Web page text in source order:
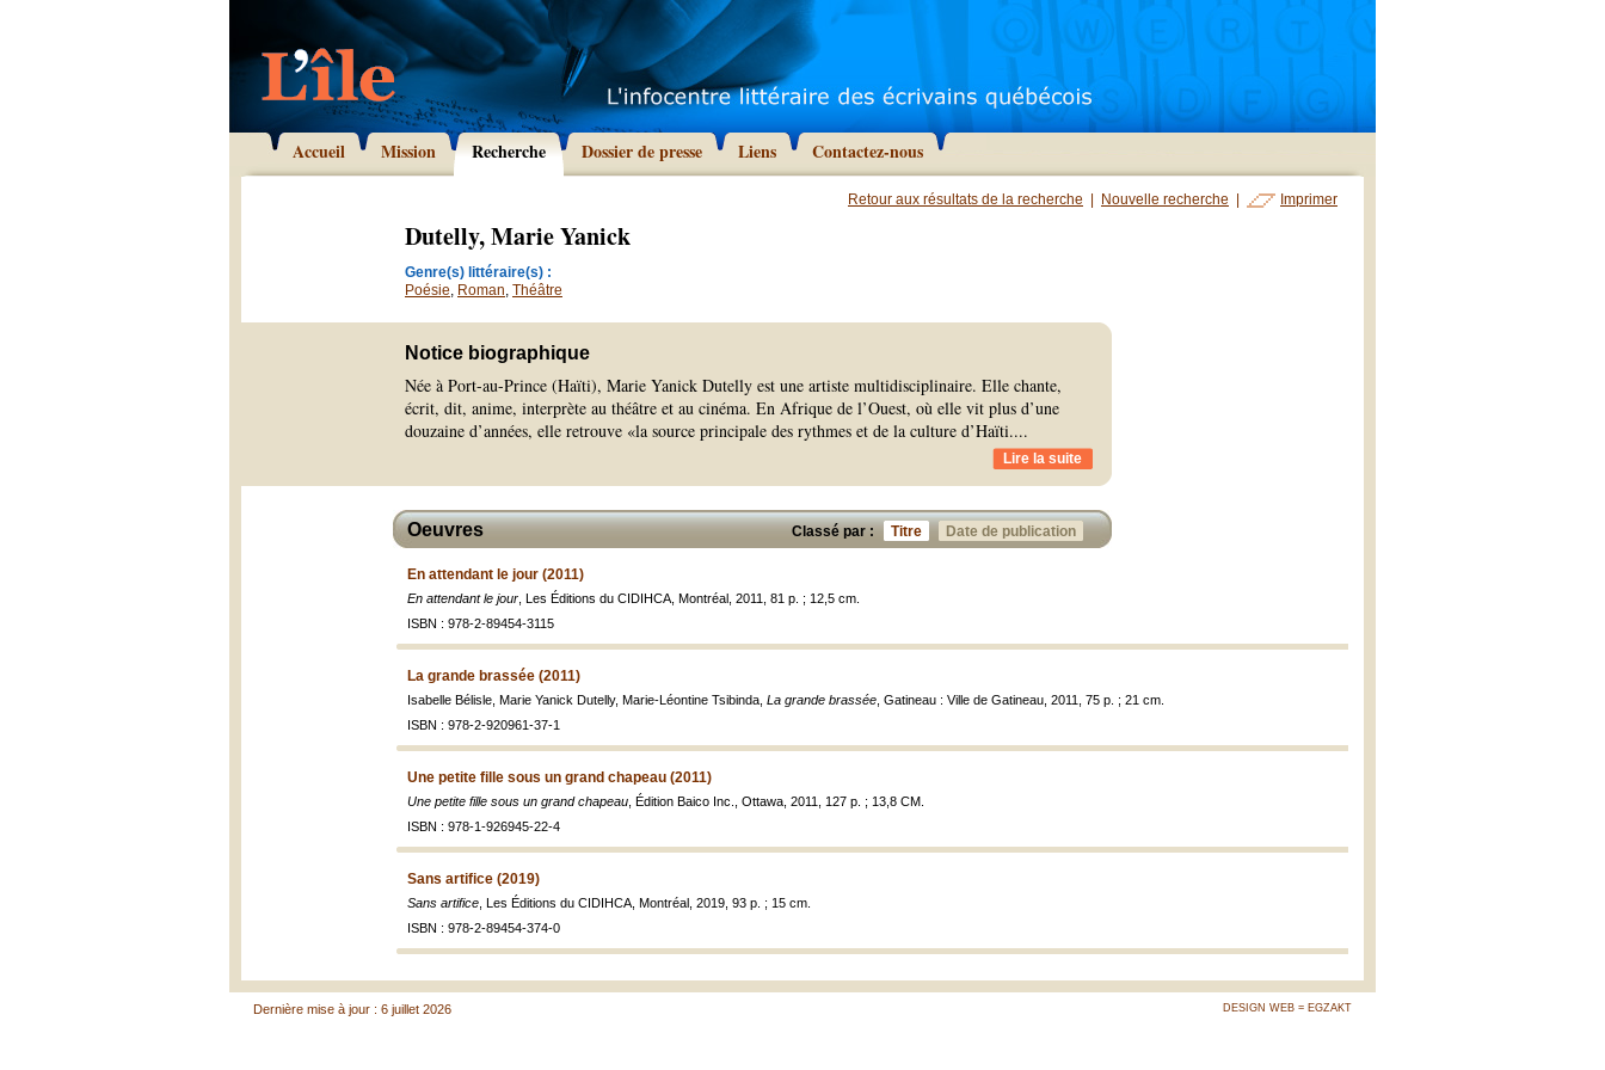
Accueil Mission Recherche Dossier de presse Liens Contactez-nous
Retour aux résultats de la recherche Nouvelle recherche Imprimer
Dutelly, Marie Yanick
Genre(s) littéraire(s) :
Poésie, Roman, Théâtre
Notice biographique
Née à Port-au-Prince (Haïti), Marie Yanick Dutelly est une artiste multidisciplinaire. Elle chante,
écrit, dit, anime, interprète au théâtre et au cinéma. En Afrique de l’Ouest, où elle vit plus d’une
douzaine d’années, elle retrouve «la source principale des rythmes et de la culture d’Haïti....
Lire la suite
Classé par : Titre Date de publication
Oeuvres
En attendant le jour (2011)
En attendant le jour , Les Éditions du CIDIHCA, Montréal, 2011, 81 p. ; 12,5 cm.
ISBN : 978-2-89454-3115
La grande brassée (2011)
Isabelle Bélisle, Marie Yanick Dutelly, Marie-Léontine Tsibinda, La grande brassée , Gatineau : Ville de Gatineau, 2011, 75 p. ; 21 cm.
ISBN : 978-2-920961-37-1
Une petite fille sous un grand chapeau (2011)
Une petite fille sous un grand chapeau , Édition Baico Inc., Ottawa, 2011, 127 p. ; 13,8 CM.
ISBN : 978-1-926945-22-4
Sans artifice (2019)
Sans artifice , Les Éditions du CIDIHCA, Montréal, 2019, 93 p. ; 15 cm.
ISBN : 978-2-89454-374-0
DESIGN WEB = EGZAKT
Dernière mise à jour : 6 juillet 2026